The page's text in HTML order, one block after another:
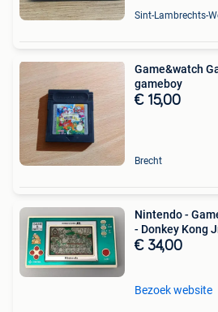
Sint-Lambrechts-
Game&watch
gameboy
€ 15,00
Brecht
Nintendo -
- Donkey Kong
€ 34,00
Bezoek website